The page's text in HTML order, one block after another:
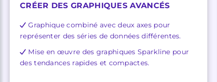
CRÉER DES GRAPHIQUES AVANCÉS
Graphique combiné avec deux axes pour
représenter des séries de données différentes.
Mise en œuvre des graphiques Sparkline pour
des tendances rapides et compactes.